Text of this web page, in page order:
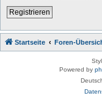
Registrieren
Startseite Foren-
Powered by